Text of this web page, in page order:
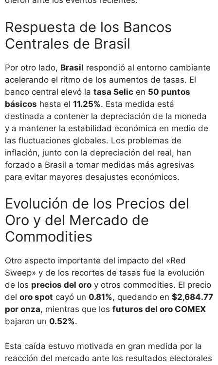
Respuesta de los Bancos
Centrales de Brasil
Por otro lado, Brasil respondió al entorno cambiante
acelerando el ritmo de los aumentos de tasas. El
banco central elevó la tasa Selic en 50 puntos
básicos hasta el 11.25%. Esta medida está
destinada a contener la depreciación de la moneda
y a mantener la estabilidad económica en medio de
las fluctuaciones globales. Los problemas de
inflación, junto con la depreciación del real, han
forzado a Brasil a tomar medidas más agresivas
para evitar mayores desajustes económicos.
Evolución de los Precios del
Oro y del Mercado de
Commodities
Otro aspecto importante del impacto del «Red
Sweep» y de los recortes de tasas fue la evolución
de los precios del oro y otros commodities. El precio
del oro spot cayó un 0.81%, quedando en $2,684.77
por onza, mientras que los futuros del oro COMEX
bajaron un 0.52%.
Esta caída estuvo motivada en gran medida por la
reacción del mercado ante los resultados electorales